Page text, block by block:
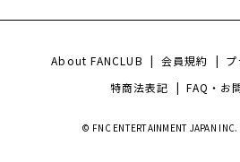
About FANCLUB | 会員規約 |
特商法表記 | FAQ・お
© FNC ENTERTAINMENT JAPAN